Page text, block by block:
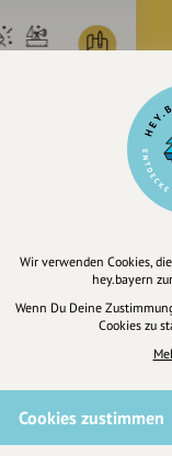
Wir verwenden Cookies,
hey.bayern
Wenn Du Deine
Cookies zu
Cookies zustimmen